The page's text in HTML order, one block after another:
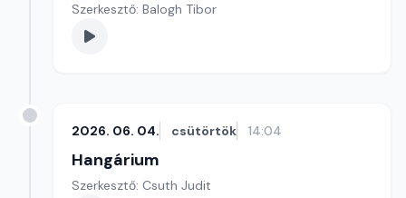
Szerkesztő: Balogh Tibor
2026. 06. 04. csütörtök 14:04
Hangárium
Szerkesztő: Csuth Judit